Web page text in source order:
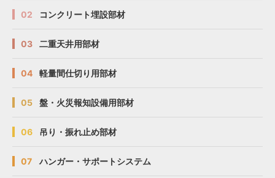
02 コンクリート埋設部材
03 二重天井用部材
04 軽量間仕切り用部材
05 盤・火災報知設備用部材
06 吊り・振れ止め部材
07 ハンガー・サポートシステム